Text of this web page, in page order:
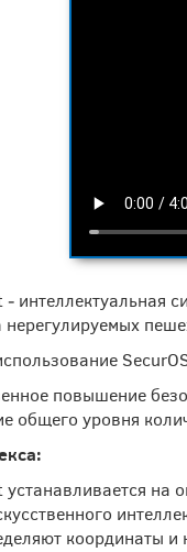
‒ интеллектуальная
повышение
общего уровня
устанавливается на
координаты и